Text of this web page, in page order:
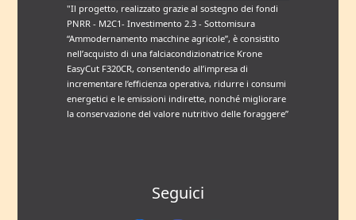
"Il progetto, realizzato grazie al sostegno dei fondi
PNRR - M2C1- Investimento 2.3 - Sottomisura
“Ammodernamento macchine agricole”, è consistito
nell’acquisto di una falciacondizionatrice Krone
EasyCut F320CR, consentendo all’impresa di
incrementare l’efficienza operativa, ridurre i consumi
energetici e le emissioni indirette, nonché migliorare
la conservazione del valore nutritivo delle foraggere”
Seguici